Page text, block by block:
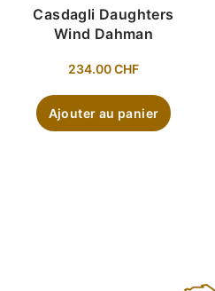
Casdagli Daughters
Wind Dahman
234.00CHF
Ajouter au panier